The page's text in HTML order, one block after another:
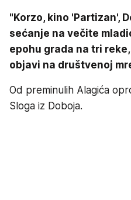
"Korzo, kino 'Partizan',
sećanje na večite
epohu grada na tri
objavi na društvenoj
Od preminulih Alagića
Sloga iz Doboja.